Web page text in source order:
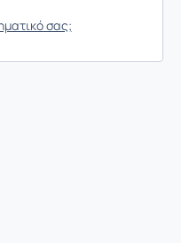
σας;